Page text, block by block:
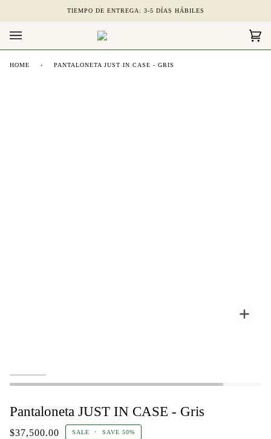
content
TIEMPO DE ENTREGA: 3-5 DÍAS HÁBILES
(0)
HOME › PANTALONETA JUST IN CASE - GRIS
Pantaloneta JUST IN CASE - Gris
$37,500.00 SALE • SAVE 50%